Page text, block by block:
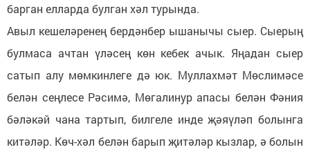
барган елларда булган хәл турында.
Авыл кешеләренең бердәнбер ышанычы сыер. Сыерың
булмаса ачтан үләсең көн кебек ачык. Яңадан сыер
сатып алу мөмкинлеге дә юк. Муллахмәт Мөслимәсе
белән сеңлесе Рәсимә, Мөгалинур апасы белән Фәния
бәләкәй чана тартып, билгеле инде җәяүләп болынга
китәләр. Көч-хәл белән барып җитәләр кызлар, ә болын